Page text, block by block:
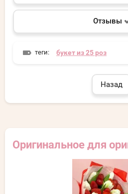
Оригинальное для
Отзывы
теги: букет из 25 роз
Назад